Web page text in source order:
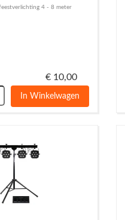
4 - 8 meter
€ 10,00
In Winkelwagen